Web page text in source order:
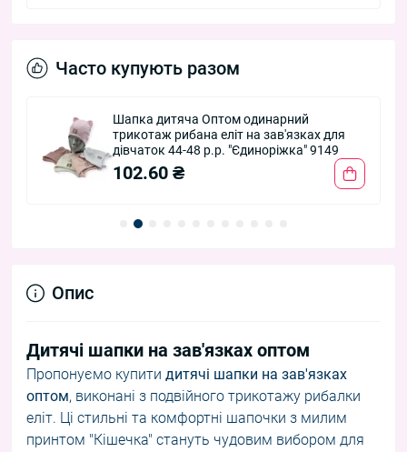
Часто купують разом
Шапка дитяча Оптом одинарний
трикотаж рибана еліт на зав'язках для
дівчаток 44-48 р.р. "Єдиноріжка" 9149
102.60 ₴
Опис
Дитячі шапки на зав'язках оптом
Пропонуємо купити дитячі шапки на зав'язках
оптом, виконані з подвійного трикотажу рибалки
еліт. Ці стильні та комфортні шапочки з милим
принтом "Кішечка" стануть чудовим вибором для